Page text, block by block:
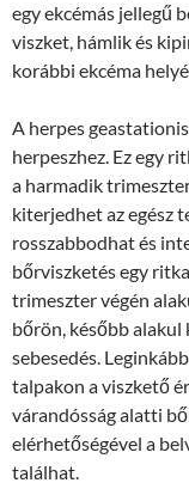
egy ekcémás jellegű
viszket, hámlik és
korábbi ekcéma
A herpes
herpeszhez. Ez egy
a harmadik
kiterjedhet az egész
rosszabbodhat és
bőrviszketés egy
trimeszter végén
bőrön, később alakul
sebesedés.
talpakon a viszkető
várandósság alatti
elérhetőségével a
találhat.